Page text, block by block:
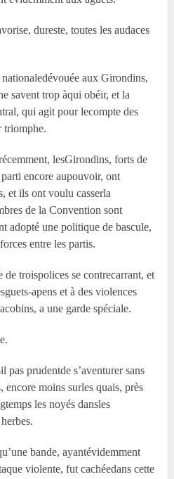
dureste, toutes les audaces
aux Girondins,
savent trop àqui obéir, et la
qui agit pour lecompte des
triomphe.
lesGirondins, forts de
encore aupouvoir, ont
et ils ont voulu casserla
de la Convention sont
adopté une politique de bascule,
entre les partis.
de troispolices se contrecarrant, et
apens et à des violences
a une garde spéciale.
pas prudentde s’aventurer sans
encore moins surles quais, près
les noyés dansles
bande, ayantévidemment
violente, fut cachéedans cette